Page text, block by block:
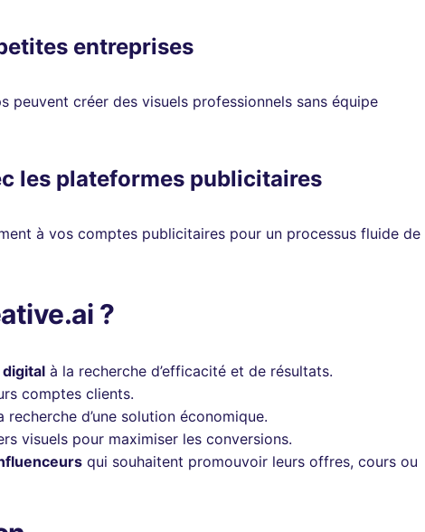
entreprises
peuvent créer des visuels professionnels sans équipe
les plateformes publicitaires
à vos comptes publicitaires pour un processus fluide de
?
à la recherche d’efficacité et de résultats.
comptes clients.
recherche d’une solution économique.
visuels pour maximiser les conversions.
qui souhaitent promouvoir leurs offres, cours ou